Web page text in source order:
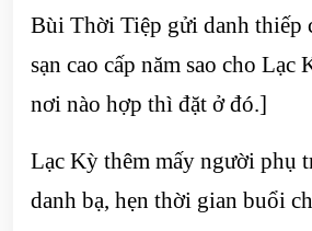
Bùi Thời Tiệp gửi danh thiếp
sạn cao cấp năm sao cho Lạc
nơi nào hợp thì đặt ở đó.]
Lạc Kỳ thêm mấy người phụ
danh bạ, hẹn thời gian buổi